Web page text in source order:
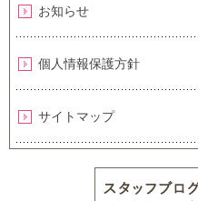
お知らせ
個人情報保護方針
サイトマップ